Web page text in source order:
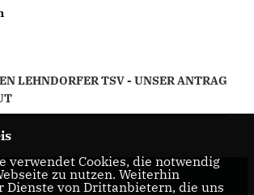
LEHNDORFER TSV - UNSER ANTRAG
der CDU-Fraktion im Rat der Stadt
verwendet Cookies, die notwendig
zu nutzen. Weiterhin
Dienste von Drittanbietern, die uns